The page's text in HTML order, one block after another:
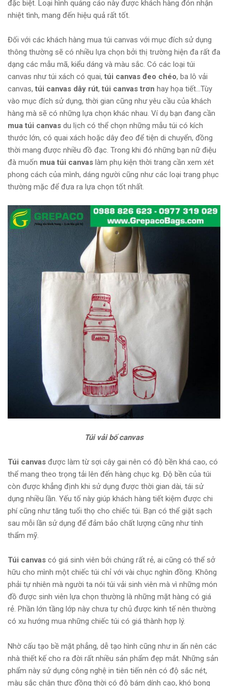
đặc biệt. Loại hình quảng cáo này được khách hàng đón nhận
nhiệt tình, mang đến hiệu quả rất tốt.
Đối với các khách hàng mua túi canvas với mục đích sử dụng
thông thường sẽ có nhiều lựa chọn bởi thị trường hiện đa rất đa
dạng các mẫu mã, kiểu dáng và màu sắc. Có các loại túi
canvas như túi xách có quai, túi canvas đeo chéo, ba lô vải
canvas, túi canvas dây rút, túi canvas trơn hay họa tiết…Tùy
vào mục đích sử dụng, thời gian cũng như yêu cầu của khách
hàng mà sẽ có những lựa chọn khác nhau. Ví dụ bạn đang cần
mua túi canvas du lịch có thể chọn những mẫu túi có kích
thước lớn, có quai xách hoặc dây đeo để tiện di chuyển, đồng
thời mang được nhiều đồ đạc. Trong khi đó những bạn nữ điệu
đà muốn mua túi canvas làm phụ kiện thời trang cần xem xét
phong cách của mình, dáng người cũng như các loại trang phục
thường mặc để đưa ra lựa chọn tốt nhất.
Túi vải bố canvas
Túi canvas được làm từ sợi cây gai nên có độ bền khá cao, có
thể mang theo trọng tải lên đến hàng chục kg. Độ bền của túi
còn được khẳng định khi sử dụng được thời gian dài, tái sử
dụng nhiều lần. Yếu tố này giúp khách hàng tiết kiệm được chi
phí cũng như tăng tuổi thọ cho chiếc túi. Bạn có thể giặt sạch
sau mỗi lần sử dụng để đảm bảo chất lượng cũng như tính
thẩm mỹ.
Túi canvas có giá sinh viên bởi chúng rất rẻ, ai cũng có thể sở
hữu cho mình một chiếc túi chỉ với vài chục nghìn đồng. Không
phải tự nhiên mà người ta nói túi vải sinh viên mà vì những món
đồ được sinh viên lựa chọn thường là những mặt hàng có giá
rẻ. Phần lớn tầng lớp này chưa tự chủ được kinh tế nên thường
có xu hướng mua những chiếc túi có giá thành hợp lý.
Nhờ cấu tạo bề mặt phẳng, dễ tạo hình cũng như in ấn nên các
nhà thiết kế cho ra đời rất nhiều sản phẩm đẹp mắt. Những sản
phẩm này sử dụng công nghệ in tiên tiến nên có độ sắc nét,
màu sắc chân thực đồng thời có độ bám dính cao, khó bong